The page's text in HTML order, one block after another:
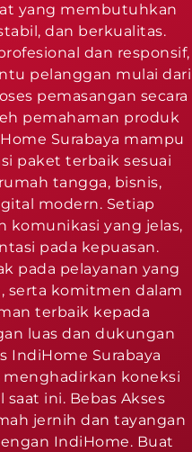
yang membutuhkan
dan berkualitas.
dan responsif,
pelanggan mulai dari
pemasangan secara
pemahaman produk
Surabaya mampu
paket terbaik sesuai
tangga, bisnis,
modern. Setiap
komunikasi yang jelas,
pada kepuasan.
pada pelayanan yang
serta komitmen dalam
terbaik kepada
luas dan dukungan
IndiHome Surabaya
koneksi
ini. Bebas Akses
jernih dan tayangan
IndiHome. Buat